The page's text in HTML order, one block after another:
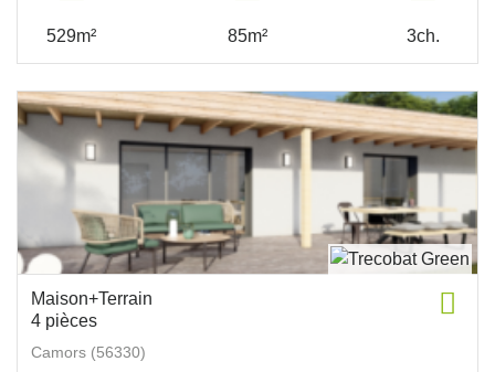
529m² 85m² 3ch.
Maison+Terrain
4 pièces
Camors (56330)